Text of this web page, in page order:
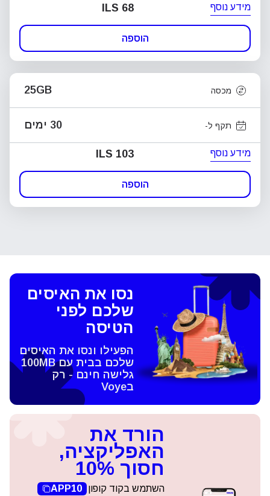
מידע נוסף ILS 68
הוספה
מכסה 25GB
תקף ל- 30 ימים
מידע נוסף ILS 103
הוספה
נסו את האיסים
שלכם לפני
הטיסה
הפעילו ונסו את האיסים
שלכם בבית עם 100MB
גלישה חינם - רק
בVoye
הורד את
האפליקציה,
חסוך 10%
השתמש בקוד קופון
APP10